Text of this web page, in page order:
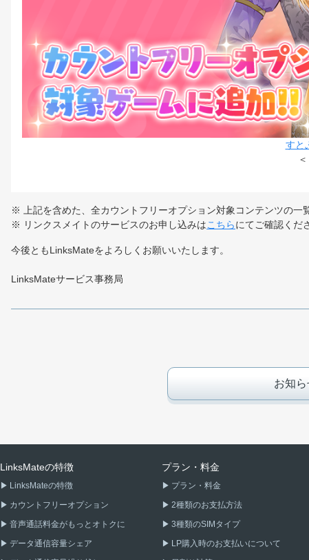
すと
上記を含めた、全カウントフリーオプション対象コンテンツの一
リンクスメイトのサービスのお申し込みはこちらにてご確認くだ
今後ともLinksMateをよろしくお願いいたします。
LinksMateサービス事務局
お知
LinksMateの特徴
LinksMateの特徴
カウントフリーオプション
音声通話料金がもっとオトクに
データ通信容量シェア
プラン・料金
プラン・料金
2種類のお支払方法
3種類のSIMタイプ
LP購入時のお支払いについて